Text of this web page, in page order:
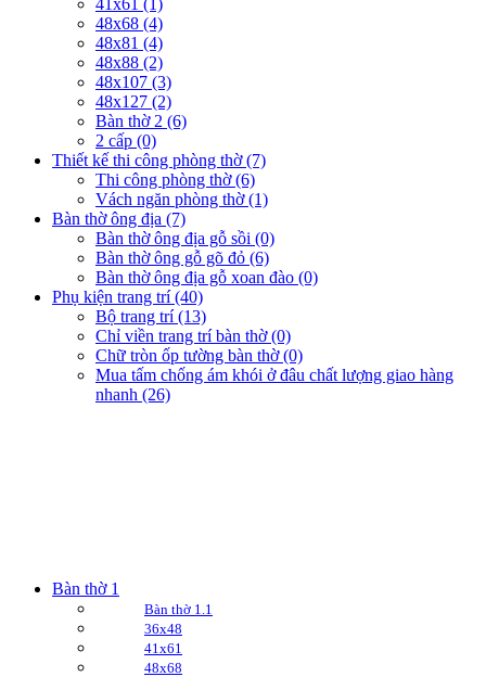
41x61 (1)
48x68 (4)
48x81 (4)
48x88 (2)
48x107 (3)
48x127 (2)
Bàn thờ 2 (6)
2 cấp (0)
Thiết kế thi công phòng thờ (7)
Thi công phòng thờ (6)
Vách ngăn phòng thờ (1)
Bàn thờ ông địa (7)
Bàn thờ ông địa gỗ sồi (0)
Bàn thờ ông gỗ gõ đỏ (6)
Bàn thờ ông địa gỗ xoan đào (0)
Phụ kiện trang trí (40)
Bộ trang trí (13)
Chỉ viền trang trí bàn thờ (0)
Chữ tròn ốp tường bàn thờ (0)
Mua tấm chống ám khói ở đâu chất lượng giao hàng
nhanh (26)
Bàn thờ 1
Bàn thờ 1.1
36x48
41x61
48x68